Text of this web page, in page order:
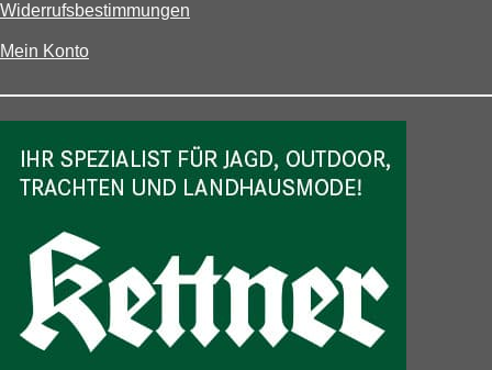
Widerrufsbestimmungen
Mein Konto